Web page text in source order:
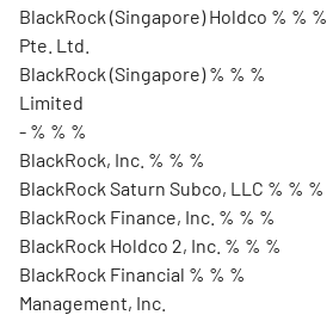
BlackRock (Singapore) Holdco % % %
Pte. Ltd.
BlackRock (Singapore) % % %
Limited
- % % %
BlackRock, Inc. % % %
BlackRock Saturn Subco, LLC % % %
BlackRock Finance, Inc. % % %
BlackRock Holdco 2, Inc. % % %
BlackRock Financial % % %
Management, Inc.